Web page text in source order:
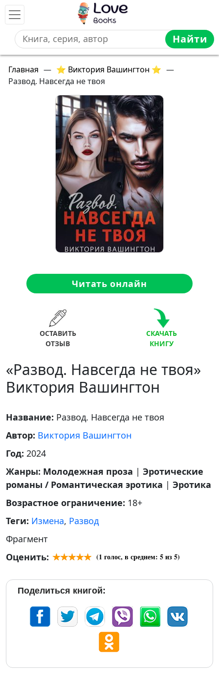
Найти
Главная — ⭐ Виктория Вашингтон ⭐ —
Развод. Навсегда не твоя
Читать онлайн
ОСТАВИТЬ
ОТЗЫВ
СКАЧАТЬ
КНИГУ
«Развод. Навсегда не твоя»
Виктория Вашингтон
Название: Развод. Навсегда не твоя
Автор: Виктория Вашингтон
Год: 2024
Жанры: Молодежная проза | Эротические
романы / Романтическая эротика | Эротика
Возрастное ограничение: 18+
Теги: Измена, Развод
Фрагмент
Оценить:
(1 голос, в среднем: 5из 5)
Поделиться книгой: